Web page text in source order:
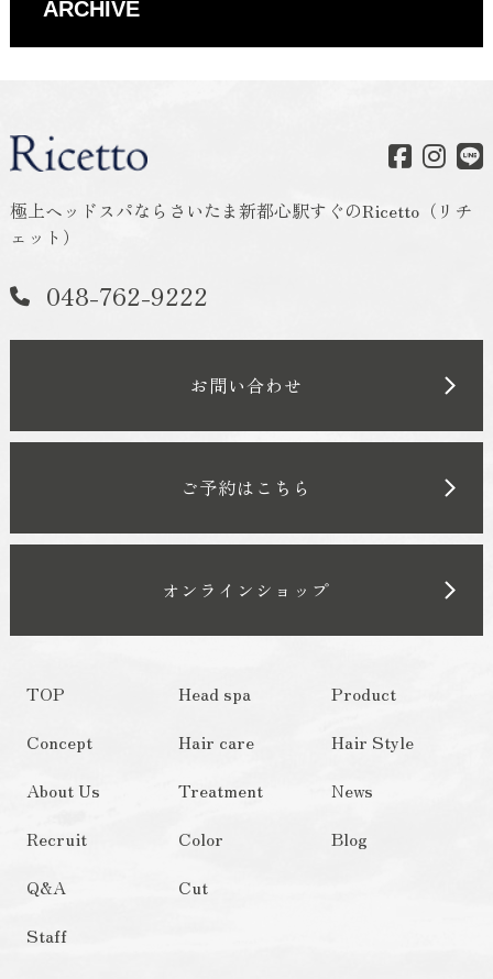
ARCHIVE
極上ヘッドスパならさいたま新都心駅すぐのRicetto（リチ
ェット）
048-762-9222
お問い合わせ
ご予約はこちら
オンラインショップ
TOP
Concept
About Us
Recruit
Q&A
Staff
Head spa
Hair care
Treatment
Color
Cut
Product
Hair Style
News
Blog